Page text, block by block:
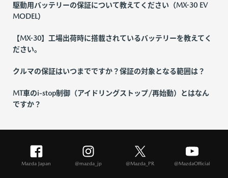
駆動用バッテリーの保証について教えてください（MX-30 EV
MODEL）
【MX-30】工場出荷時に搭載されているバッテリーを教えてく
ださい。
クルマの保証はいつまでですか？保証の対象となる範囲は？
MT車のi-stop制御（アイドリングストップ/再始動）とはなん
ですか？
Mazda Japan @mazda_jp @Mazda_PR @MazdaOfficial